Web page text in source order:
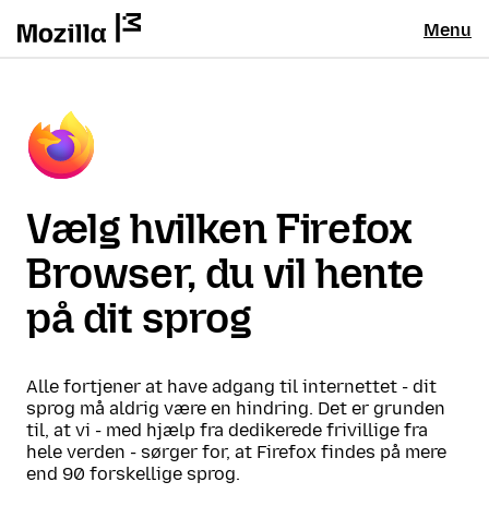
Menu
Vælg hvilken Firefox
Browser, du vil hente
på dit sprog
Alle fortjener at have adgang til internettet - dit
sprog må aldrig være en hindring. Det er grunden
til, at vi - med hjælp fra dedikerede frivillige fra
hele verden - sørger for, at Firefox findes på mere
end 90 forskellige sprog.